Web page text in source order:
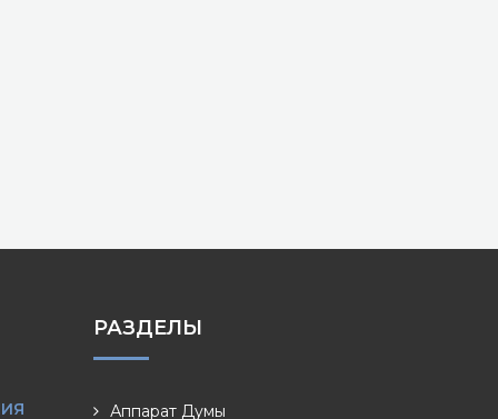
РАЗДЕЛЫ
Аппарат Думы